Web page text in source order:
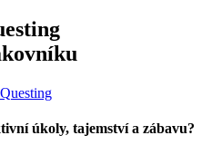
úkoly, tajemství a zábavu?